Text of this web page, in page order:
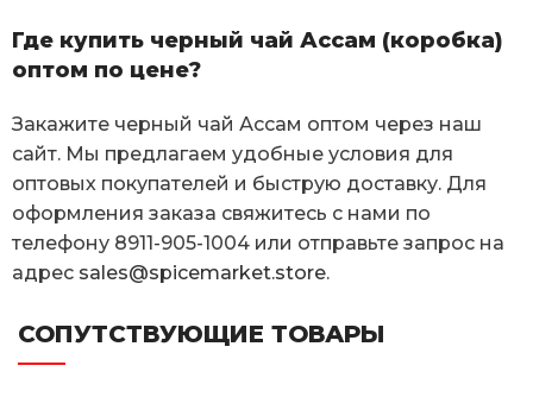
Где купить черный чай Ассам (коробка)
оптом по цене?
Закажите черный чай Ассам оптом через наш
сайт. Мы предлагаем удобные условия для
оптовых покупателей и быструю доставку. Для
оформления заказа свяжитесь с нами по
телефону 8911-905-1004 или отправьте запрос на
адрес sales@spicemarket.store.
СОПУТСТВУЮЩИЕ ТОВАРЫ